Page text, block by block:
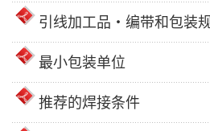
引线加工品・编带和包装
最小包装单位
推荐的焊接条件